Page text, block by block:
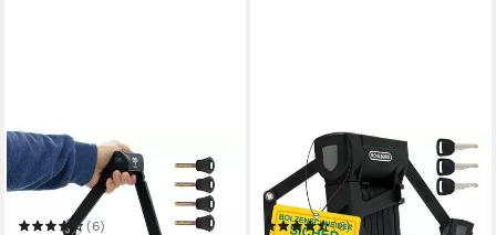
WIDDER
Faltschloss [120cm extra-
lang] Fahrradschloss für E-
Bike & Fahrrad mit Halterung
(6)
KOHLBURG
Faltschloss mit höchster
Sicherheit [Bolzenschneider-
sicher] für Fahrrad & E-Bike
(6)